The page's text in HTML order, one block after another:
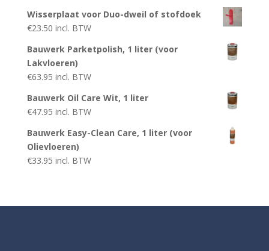
Wisserplaat voor Duo-dweil of stofdoek
€23.50 incl. BTW
Bauwerk Parketpolish, 1 liter (voor
Lakvloeren)
€63.95 incl. BTW
Bauwerk Oil Care Wit, 1 liter
€47.95 incl. BTW
Bauwerk Easy-Clean Care, 1 liter (voor
Olievloeren)
€33.95 incl. BTW